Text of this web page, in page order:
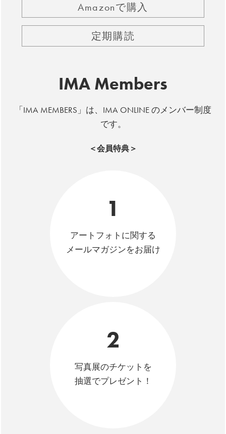
Amazonで購入
定期購読
IMA Members
「IMA MEMBERS」は、IMA ONLINE のメンバー制度
です。
＜会員特典＞
1
アートフォトに関する
メールマガジンをお届け
2
写真展のチケットを
抽選でプレゼント！